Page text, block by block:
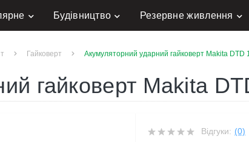
Будівництво Резервне живлення
Гайковерт Акумуляторний ударний гайковерт Makita DTD
гайковерт Makita
Відгуки: (0)